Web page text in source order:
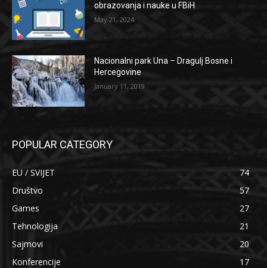
obrazovanja i nauke u FBiH
May 21, 2024
Nacionalni park Una – Dragulj Bosne i
Hercegovine
January 11, 2019
POPULAR CATEGORY
EU / SVIJET
74
Društvo
57
Games
27
Tehnologija
21
Sajmovi
20
Konferencije
17